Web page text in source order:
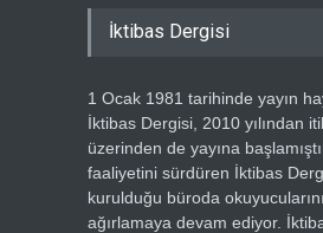
İktibas Dergisi
1 Ocak 1981 tarihinde yayın
İktibas Dergisi, 2010 yılından
üzerinden de yayına
faaliyetini sürdüren İktibas
kurulduğu büroda
ağırlamaya devam ediyor.